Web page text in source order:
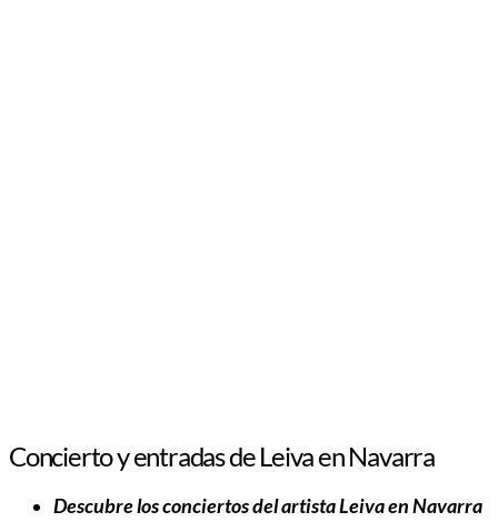
Concierto y entradas de Leiva en Navarra
Descubre los conciertos del artista Leiva en Navarra